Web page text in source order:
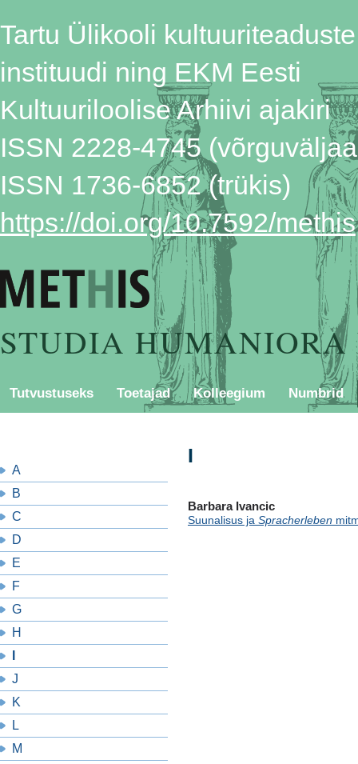
Tartu Ülikooli kultuuriteaduste
instituudi ning EKM Eesti
Kultuuriloolise Arhiivi ajakiri
ISSN 2228-4745
ISSN 1736-6852 (trükis)
https://doi.org/10.7592/methis
STUDIA HUMANIORA
Tutvustuseks Toetajad Kolleegium Numbrid
A
B
C
D
E
F
G
H
J
K
L
M
I
Barbara Ivancic
Suunalisus ja Spracherleben